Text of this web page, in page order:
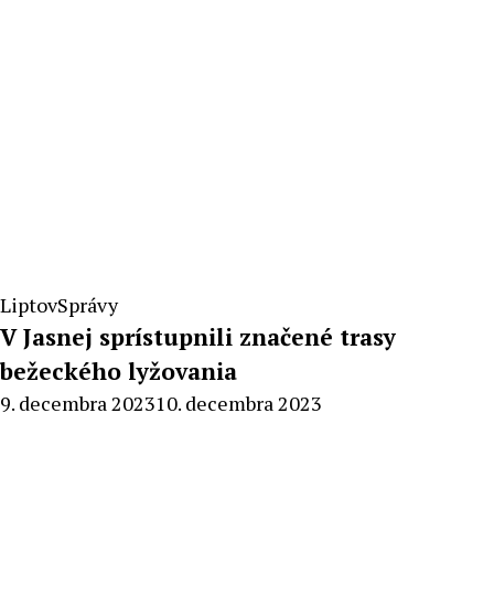
LiptovSprávy
V Jasnej sprístupnili značené trasy
bežeckého lyžovania
By
9. decembra 202310. decembra 2023